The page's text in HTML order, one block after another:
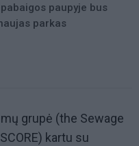
paupyje bus
parkas
grupė (the Sewage
kartu su